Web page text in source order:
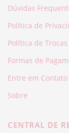
Dúvidas
Política de
Política de
Formas de
Entre em Contato
Sobre
CENTRAL DE